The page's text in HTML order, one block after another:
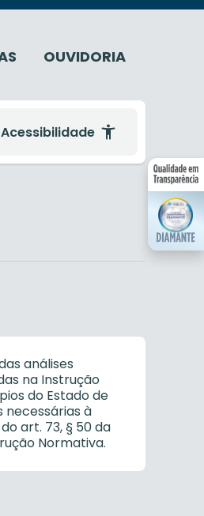
OUVIDORIA
Acessibilidade
análises
na Instrução
do Estado de
necessárias à
art. 73, § 50 da
Normativa.